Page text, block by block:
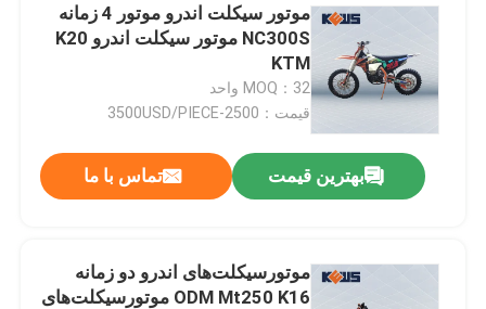
موتور سیکلت اندرو موتور 4 زمانه
NC300S موتور سیکلت اندرو K20
KTM
MOQ：32 واحد
قیمت：2500-3500USD/PIECE
بهترین قیمت تماس با ما
موتورسیکلت‌های اندرو دو زمانه
ODM Mt250 K16 موتورسیکلت‌های